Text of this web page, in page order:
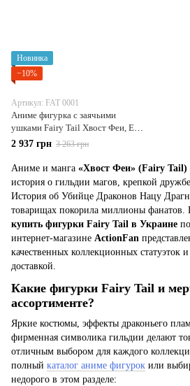
Новинка
−10%
Артикул: FAT 0001
Аниме фигурка с заячьими
ушками Fairy Tail Хвост Феи, Erza
Scarlet Эрза Скарлет, 47 см (FAT
2 937 грн 3 263 грн
Аниме и манга «Хвост Феи» (Fairy Tail)
история о гильдии магов, крепкой
История об Убийце Драконов Нацу
товарищах покорила миллионы фанатов.
купить фигурки Fairy Tail в Украине
интернет-магазине ActionFan
качественных коллекционных статуэток
доставкой.
Какие фигурки Fairy Tail и
ассортименте?
Яркие костюмы, эффекты драконьего
фирменная символика гильдии делают
отличным выбором для каждого
полный каталог аниме фигурок или
недорого в этом разделе: